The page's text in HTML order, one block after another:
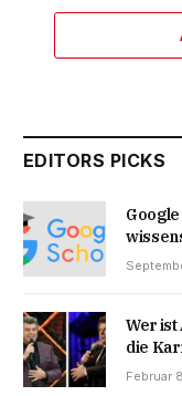
EDITORS PICKS
Wer ist
die
Februar